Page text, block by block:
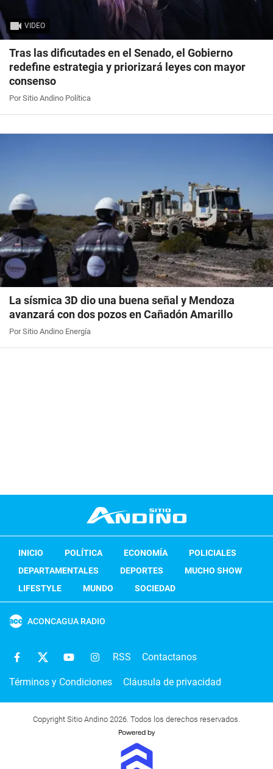
VIDEO
Tras las dificutades en el Senado, el Gobierno
redefine estrategia y priorizará leyes con mayor
consenso
Por Sitio Andino Política
La sísmica 3D dio una buena señal y Mendoza
avanzará con dos pozos en Cañadón Amarillo
Por Sitio Andino Energía
INICIO POLÍTICA ECONOMÍA
POLICIALES
DEPARTAMENTALES
DEPORTES
MUCHO SHOW
LIFESTYLE
MUNDO SOCIEDAD
ACONCAGUA RADIO
RSS Contactanos
Términos y Condiciones Cláusula de privacidad
Copyright Sitio Andino 2026. Todos los derechos reservados.